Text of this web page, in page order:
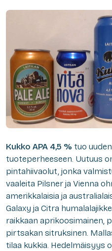
Kukko APA 4,5 % tuo
tuoteperheeseen. Uutuus
pintahiivaolut, jonka
vaaleita Pilsner ja Vienna
amerikkalaisia ja
Galaxy ja Citra
raikkaan aprikoosimainen,
pirtsakan sitruksinen.
tilaa kukkia. Hedelmäisyys